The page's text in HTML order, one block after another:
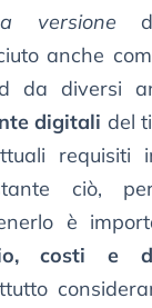
versione
anche
da diversi
digitali del
requisiti
ciò,
è
costi e